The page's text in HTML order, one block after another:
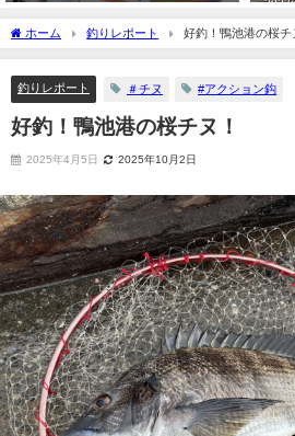
ホーム 釣りレポート 好釣！鴨池港の桜チ
釣りレポート ＃チヌ #アクション鈎
好釣！鴨池港の桜チヌ！
2025年4月5日 2025年10月2日